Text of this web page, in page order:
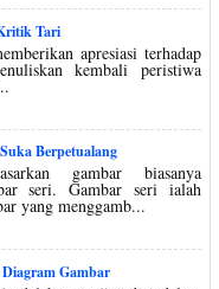
Tari
apresiasi terhadap
kembali peristiwa
Berpetualang
gambar biasanya
seri. Gambar seri ialah
yang menggamb...
Gambar